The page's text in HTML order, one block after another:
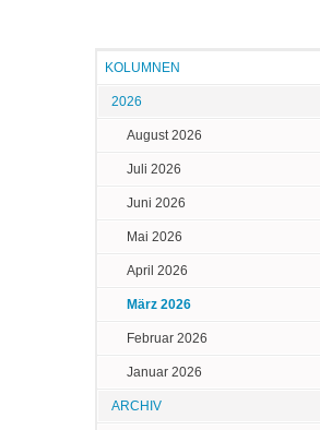
KOLUMNEN
2026
August 2026
Juli 2026
Juni 2026
Mai 2026
April 2026
März 2026
Februar 2026
Januar 2026
ARCHIV